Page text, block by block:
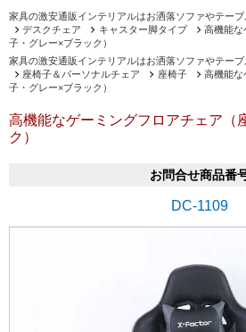
家具の激安通販インテリアルはお洒落ソファやテー
デスクチェア
キャスター脚タイプ
高機能な
子・グレー×ブラック）
家具の激安通販インテリアルはお洒落ソファやテー
座椅子＆パーソナルチェア
座椅子
高機能な
子・グレー×ブラック）
高機能なゲーミングフロアチェア（
ク）
お問合せ商品番
DC-1109